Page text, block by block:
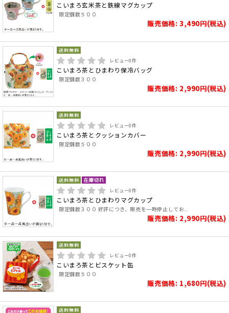
こいまろ玄米茶と鉄線マグカップ
限定個数５００
販売価格: 3,490円(税込)
レビュー0件
こいまろ茶とひまわり保冷バッグ
限定個数３００
販売価格: 2,990円(税込)
レビュー0件
こいまろ茶とクッションカバー
限定個数５００
販売価格: 2,990円(税込)
レビュー0件
こいまろ茶とひまわりマグカップ
限定個数３００ 好評につき、販売を一時停止してお..
販売価格: 2,990円(税込)
レビュー0件
こいまろ茶とビスケット缶
限定個数５００
販売価格: 1,680円(税込)